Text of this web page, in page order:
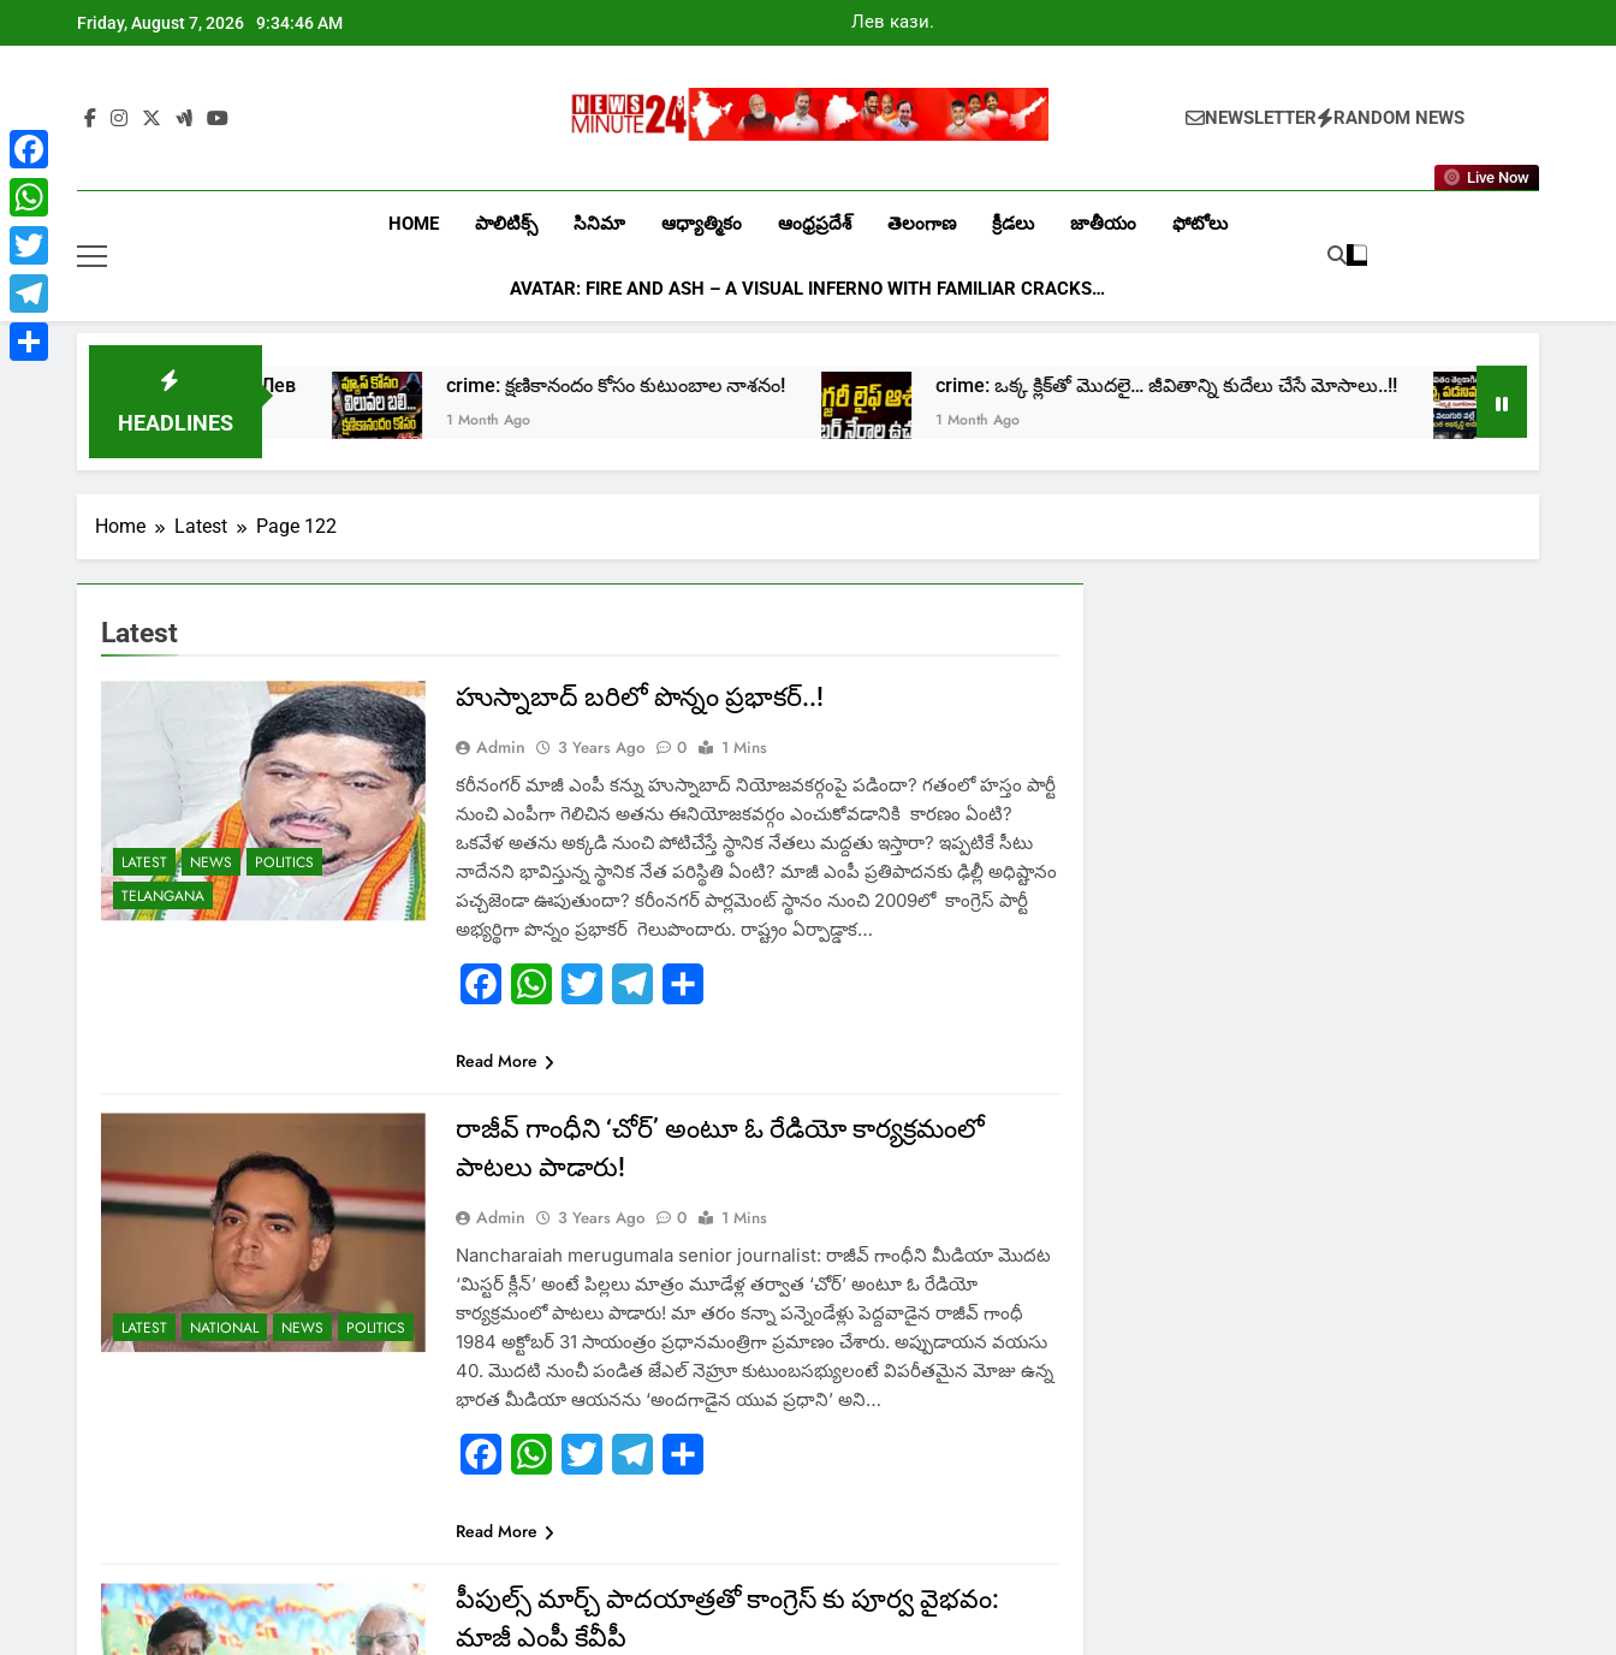
to
Friday, August 7, 2026 9:34:47 AM
Лев казино
промокоды
Newsminute24
NEWSLETTER RANDOM NEWS
Live Now
HOME పాలిటిక్స్ సినిమా ఆధ్యాత్మికం ఆంధ్రప్రదేశ్ తెలంగాణ క్రీడలు జాతీయం ఫోటోలు
AVATAR: FIRE AND ASH – A VISUAL INFERNO WITH FAMILIAR CRACKS…
HEADLINES
crime: క్షణికానందం కోసం కుటుంబాల నాశనం!
1 Month Ago
crime: ఒక్క క్లిక్‌తో మొదలై… జీవితాన్ని కుదేలు చేసే మోసాలు..!!
1 Month Ago
cinima: “నా జీవితం
1 Month Ago
Home Latest Page 122
Latest
LATEST NEWS
POLITICS
TELANGANA
హుస్నాబాద్ బరిలో పొన్నం ప్రభాకర్..!
Admin 3 Years Ago 0
1 Mins
క‌రీనంగ‌ర్ మాజీ ఎంపీ క‌న్ను హుస్నాబాద్ నియోజ‌వ‌క‌ర్గంపై ప‌డిందా? గ‌తంలో హ‌స్తం పార్టీ
నుంచి ఎంపీగా గెలిచిన అత‌ను ఈనియోజ‌కవ‌ర్గం ఎంచుకోవ‌డానికి కార‌ణం ఏంటి?
ఒక‌వేళ అత‌ను అక్క‌డి నుంచి పోటిచేస్తే స్థానిక నేత‌లు మ‌ద్ద‌తు ఇస్తారా? ఇప్ప‌టికే సీటు
నాదేన‌ని భావిస్తున్న స్థానిక‌ నేత ప‌రిస్థితి ఏంటి? మాజీ ఎంపీ ప్ర‌తిపాద‌న‌కు ఢిల్లీ అధిష్టానం
ప‌చ్చ‌జెండా ఊపుతుందా? క‌రీంన‌గ‌ర్ పార్ల‌మెంట్ స్థానం నుంచి 2009లో కాంగ్రెస్ పార్టీ
అభ్య‌ర్థిగా పొన్నం ప్ర‌భాక‌ర్‌ గెలుపొందారు. రాష్ట్రం ఏర్పాడ్డాక…
FacebookWhatsApp
Twitter Telegram
Read More
LATEST NATIONAL NEWS POLITICS
రాజీవ్‌ గాంధీని ‘చోర్‌’ అంటూ ఓ రేడియో కార్యక్రమంలో
పాటలు పాడారు!
Admin 3 Years Ago 0
1 Mins
Nancharaiah merugumala senior journalist: రాజీవ్‌ గాంధీని మీడియా మొదట
‘మిస్టర్‌ క్లీన్‌’ అంటే పిల్లలు మాత్రం మూడేళ్ల తర్వాత ‘చోర్‌’ అంటూ ఓ రేడియో
కార్యక్రమంలో పాటలు పాడారు! మా తరం కన్నా పన్నెండేళ్లు పెద్దవాడైన రాజీవ్‌ గాంధీ
1984 అక్టోబర్‌ 31 సాయంత్రం ప్రధానమంత్రిగా ప్రమాణం చేశారు. అప్పుడాయన వయసు
40. మొదటి నుంచీ పండిత జేఎల్‌ నెహ్రూ కుటుంబసభ్యులంటే విపరీతమైన మోజు ఉన్న
భారత మీడియా ఆయనను ‘అందగాడైన యువ ప్రధాని’ అని…
FacebookWhatsApp
Twitter Telegram
Read More
పీపుల్స్ మార్చ్ పాద‌యాత్ర‌తో కాంగ్రెస్ కు పూర్వ వైభ‌వం:
మాజీ ఎంపీ కేవీపీ
Facebook
WhatsApp
Twitter
Telegram